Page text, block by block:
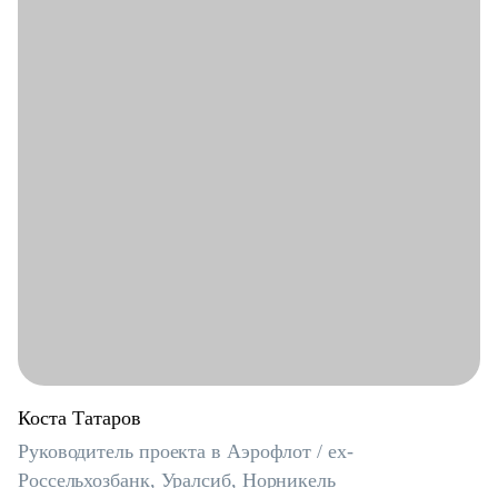
Коста Татаров
Руководитель проекта в Аэрофлот / ex-
Россельхозбанк, Уралсиб, Норникель